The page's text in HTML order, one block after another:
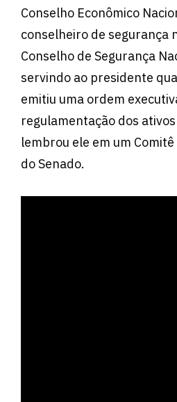
Conselho Econômico
conselheiro de segurança
Conselho de Segurança
servindo ao presidente
emitiu uma ordem
regulamentação dos
lembrou ele em um
do Senado.